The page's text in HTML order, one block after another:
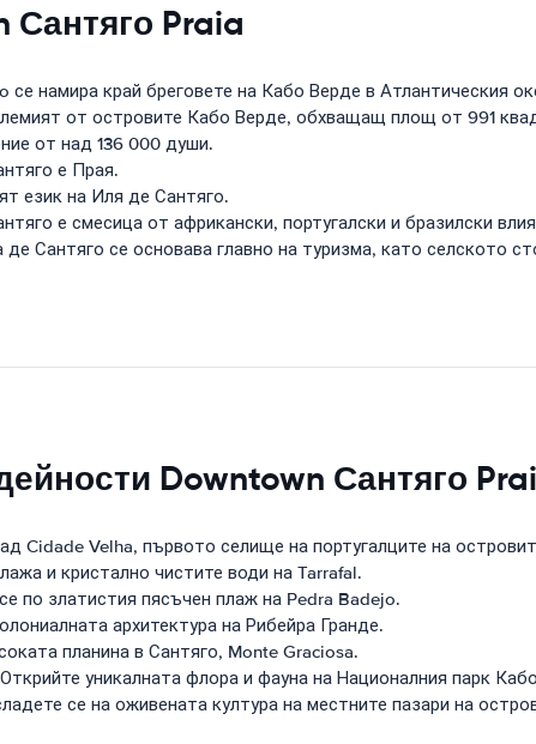
Сантяго Praia
се намира край бреговете на Кабо Верде в Атлантическия
от островите Кабо Верде, обхващащ площ от 991
от над 136 000 души.
е Прая.
език на Иля де Сантяго.
е смесица от африкански, португалски и бразилски
Сантяго се основава главно на туризма, като селското
Downtown Сантяго
Cidade Velha, първото селище на португалците на
и кристално чистите води на Tarrafal.
по златистия пясъчен плаж на Pedra Badejo.
архитектура на Рибейра Гранде.
планина в Сантяго, Monte Graciosa.
уникалната флора и фауна на Националния парк
се на оживената култура на местните пазари на